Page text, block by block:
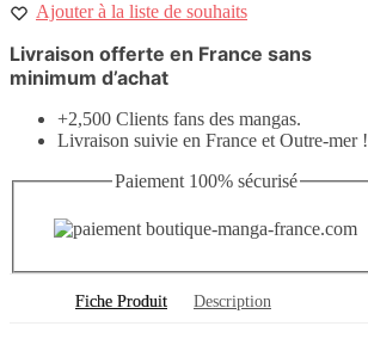
Ajouter à la liste de souhaits
Livraison offerte en France sans
minimum d’achat
+2,500 Clients fans des mangas.
Livraison suivie en France et Outre-mer !
Paiement 100% sécurisé
Fiche Produit Description